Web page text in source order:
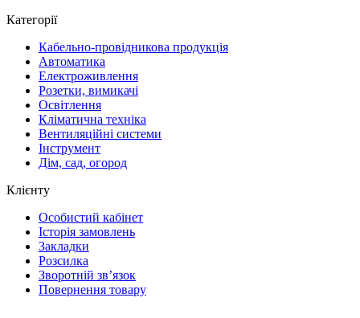
Категорії
Кабельно-провідникова продукція
Автоматика
Електроживлення
Розетки, вимикачі
Освітлення
Кліматична техніка
Вентиляційні системи
Інструмент
Дім, сад, огород
Клієнту
Особистий кабінет
Історія замовлень
Закладки
Розсилка
Зворотній зв’язок
Повернення товару